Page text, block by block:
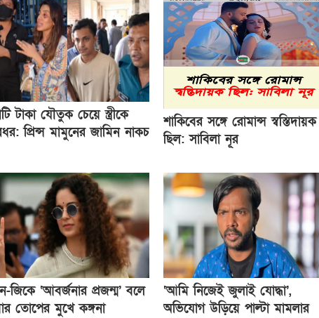
টাকা যৌতুক চেয়ে স্ত্রীকে
প্রিন্স মামুনের জামিন নাকচ
শাকিবের সঙ্গে রোমান্স স্বস্তিদায়ক
ছিল: সাবিলা নূর
জিকে ‘আবর্জনার প্রজন্ম’ বলে
তোপের মুখে কঙ্গনা
‘আমি নিজেই জুলাই যোদ্ধা’,
অভিযোগ উড়িয়ে পাল্টা মামলার